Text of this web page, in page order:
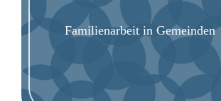
Familienarbeit in Gemeinden